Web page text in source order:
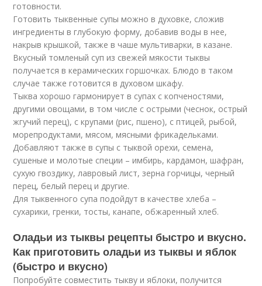
готовности.
Готовить тыквенные супы можно в духовке, сложив
ингредиенты в глубокую форму, добавив воды в нее,
накрыв крышкой, также в чаше мультиварки, в казане.
Вкусный томленый суп из свежей мякости тыквы
получается в керамических горшочках. Блюдо в таком
случае также готовится в духовом шкафу.
Тыква хорошо гармонирует в супах с копченостями,
другими овощами, в том числе с острыми (чеснок, острый
жгучий перец), с крупами (рис, пшено), с птицей, рыбой,
морепродуктами, мясом, мясными фрикадельками.
Добавляют также в супы с тыквой орехи, семена,
сушеные и молотые специи – имбирь, кардамон, шафран,
сухую гвоздику, лавровый лист, зерна горчицы, черный
перец, белый перец и другие.
Для тыквенного супа подойдут в качестве хлеба –
сухарики, гренки, тосты, канапе, обжаренный хлеб.
Оладьи из тыквы рецепты быстро и вкусно.
Как приготовить оладьи из тыквы и яблок
(быстро и вкусно)
Попробуйте совместить тыкву и яблоки, получится